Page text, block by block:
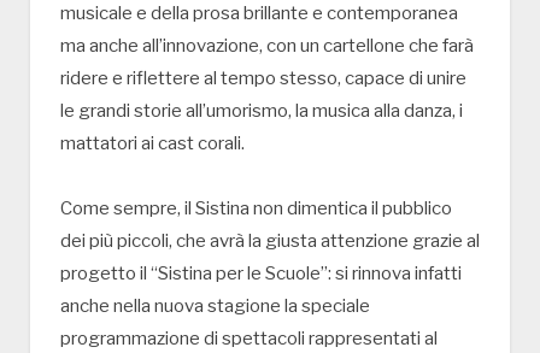
musicale e della prosa brillante e contemporanea
ma anche all’innovazione, con un cartellone che farà
ridere e riflettere al tempo stesso, capace di unire
le grandi storie all’umorismo, la musica alla danza, i
mattatori ai cast corali.
Come sempre, il Sistina non dimentica il pubblico
dei più piccoli, che avrà la giusta attenzione grazie al
progetto il “Sistina per le Scuole”: si rinnova infatti
anche nella nuova stagione la speciale
programmazione di spettacoli rappresentati al